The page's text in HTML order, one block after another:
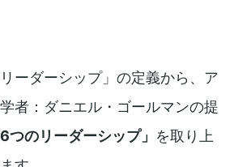
ーダーシップ」の定義から、ア
者：ダニエル・ゴールマンの提
6つのリーダーシップ」 を取り上